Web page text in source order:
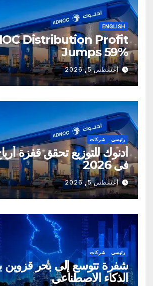
ENGLISH
Distribution Profit
Jumps 59%
أغسطس 5, 2026
رئيسي شركات
أدنوك للتوزيع تحقق قفزة
في 2026
أغسطس 5, 2026
رئيسي شركات
شفرة تتوسع إلى بحر قزوين
الذكاء الاصطناعي